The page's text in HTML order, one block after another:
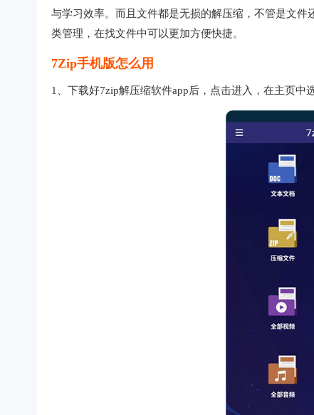
与学习效率。而且文件都是无损的解压缩，不管是文
类管理，在找文件中可以更加方便快捷。
7Zip手机版怎么用
1、下载好7zip解压缩软件app后，点击进入，在主页中